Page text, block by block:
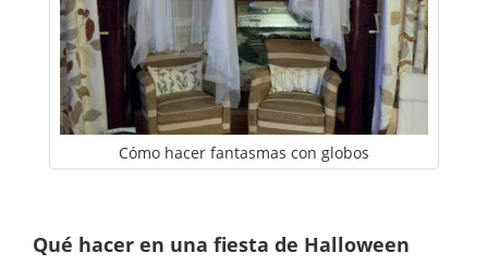
Cómo hacer fantasmas con globos
Qué hacer en una fiesta de Halloween